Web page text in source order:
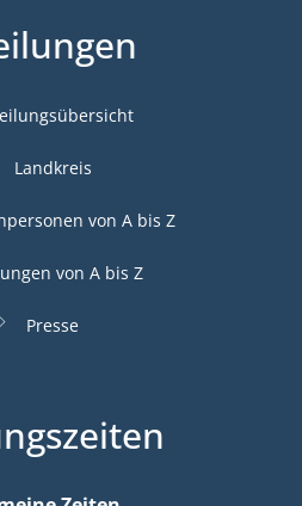
Landkreis
von A bis Z
von A bis Z
Presse